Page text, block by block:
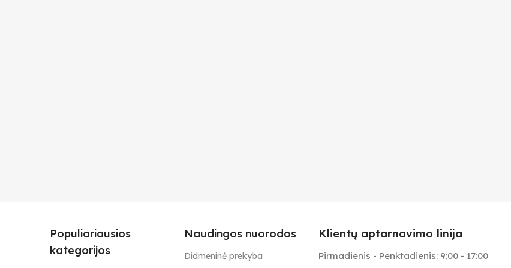
Populiariausios
kategorijos
Naudingos nuorodos
Didmeninė prekyba
Klientų aptarnavimo linija
Pirmadienis - Penktadienis: 9:00 - 17:00